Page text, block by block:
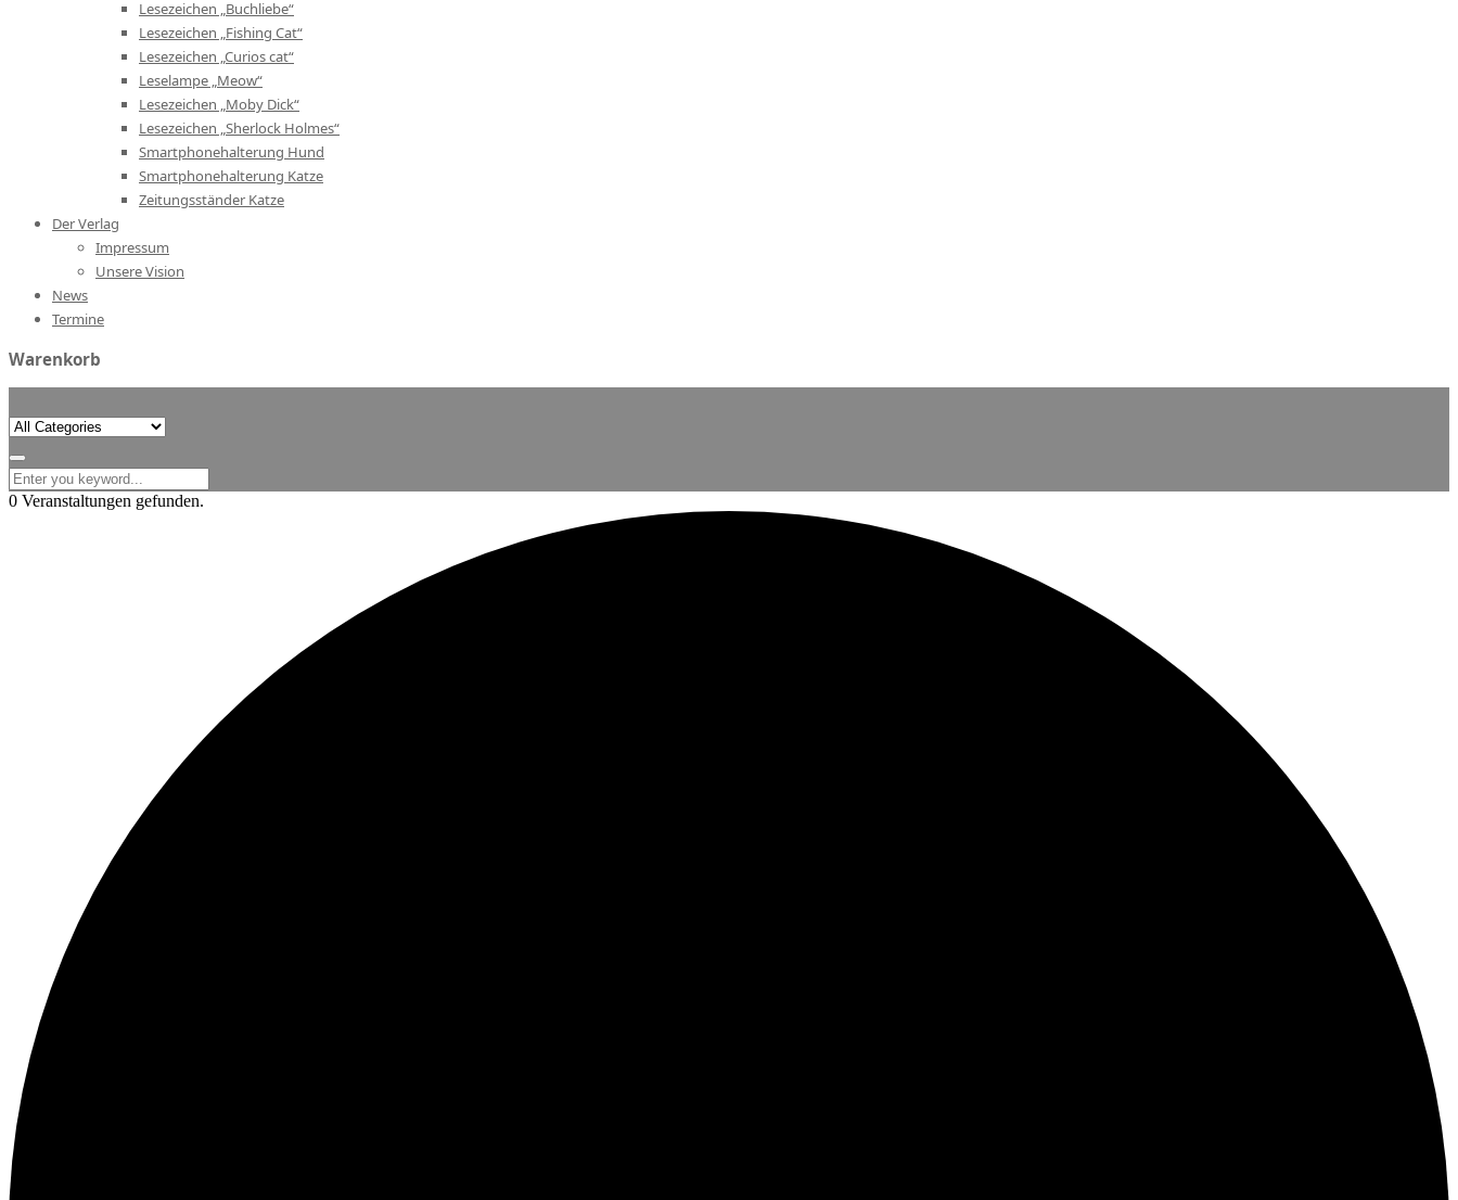
Lesezeichen „Buchliebe“
Lesezeichen „Fishing Cat“
Lesezeichen „Curios cat“
Leselampe „Meow“
Lesezeichen „Moby Dick“
Lesezeichen „Sherlock Holmes“
Smartphonehalterung Hund
Smartphonehalterung Katze
Zeitungsständer Katze
Der Verlag
Impressum
Unsere Vision
News
Termine
Warenkorb
Search
for:
0 Veranstaltungen gefunden.